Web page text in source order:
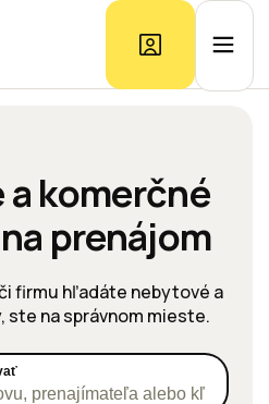
Prieskum trhu
Kontakt
Inzerát
komerčné
prenájom
firmu hľadáte nebytové a
ste na správnom mieste.
prenajímateľa alebo kľúčové